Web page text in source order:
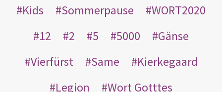
Kids
Sommerpause
WORT2020
12
2 5 5000
Gänse
Vierfürst
Same
Kierkegaard
Legion
Wort Gotttes